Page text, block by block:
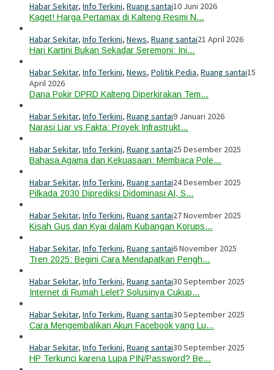
Habar Sekitar, Info Terkini, Ruang santai10 Juni 2026
Kaget! Harga Pertamax di Kalteng Resmi N…
Habar Sekitar, Info Terkini, News, Ruang santai21 April 2026
Hari Kartini Bukan Sekadar Seremoni: Ini…
Habar Sekitar, Info Terkini, News, Politik Pedia, Ruang santai15
April 2026
Dana Pokir DPRD Kalteng Diperkirakan Tem…
Habar Sekitar, Info Terkini, Ruang santai9 Januari 2026
Narasi Liar vs Fakta: Proyek Infrastrukt…
Habar Sekitar, Info Terkini, Ruang santai25 Desember 2025
Bahasa Agama dan Kekuasaan: Membaca Pole…
Habar Sekitar, Info Terkini, Ruang santai24 Desember 2025
Pilkada 2030 Diprediksi Didominasi AI, S…
Habar Sekitar, Info Terkini, Ruang santai27 November 2025
Kisah Gus dan Kyai dalam Kubangan Korups…
Habar Sekitar, Info Terkini, Ruang santai6 November 2025
Tren 2025: Begini Cara Mendapatkan Pengh…
Habar Sekitar, Info Terkini, Ruang santai30 September 2025
Internet di Rumah Lelet? Solusinya Cukup…
Habar Sekitar, Info Terkini, Ruang santai30 September 2025
Cara Mengembalikan Akun Facebook yang Lu…
Habar Sekitar, Info Terkini, Ruang santai30 September 2025
HP Terkunci karena Lupa PIN/Password? Be…